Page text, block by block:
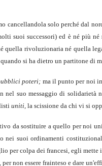
solo perché dal
suoi successori) ed è né più né
quella rivoluzionaria né quella
si ha dietro un par­titone di
poteri; ma il punto per noi
nel suo messaggio di solidarietà
uniti, la scissione da chi vi si
da sostituire a quello per noi
nei suoi ordinamenti
per colpa dei francesi, egli
non essere frainteso e dare